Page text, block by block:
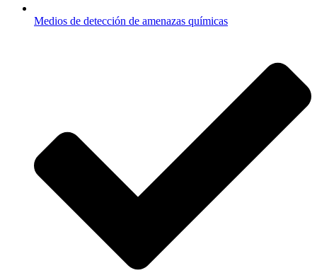
Medios de detección de amenazas químicas